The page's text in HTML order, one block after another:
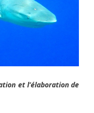
et l’élaboration de